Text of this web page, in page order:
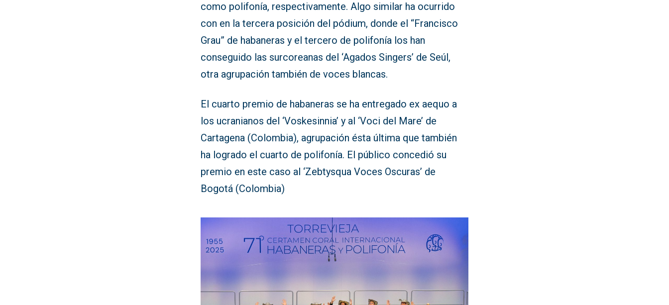
como polifonía, respectivamente. Algo similar ha ocurrido
con en la tercera posición del pódium, donde el “Francisco
Grau” de habaneras y el tercero de polifonía los han
conseguido las surcoreanas del ‘Agados Singers’ de Seúl,
otra agrupación también de voces blancas.
El cuarto premio de habaneras se ha entregado ex aequo a
los ucranianos del ‘Voskesinnia’ y al ‘Voci del Mare’ de
Cartagena (Colombia), agrupación ésta última que también
ha logrado el cuarto de polifonía. El público concedió su
premio en este caso al ‘Zebtysqua Voces Oscuras’ de
Bogotá (Colombia)